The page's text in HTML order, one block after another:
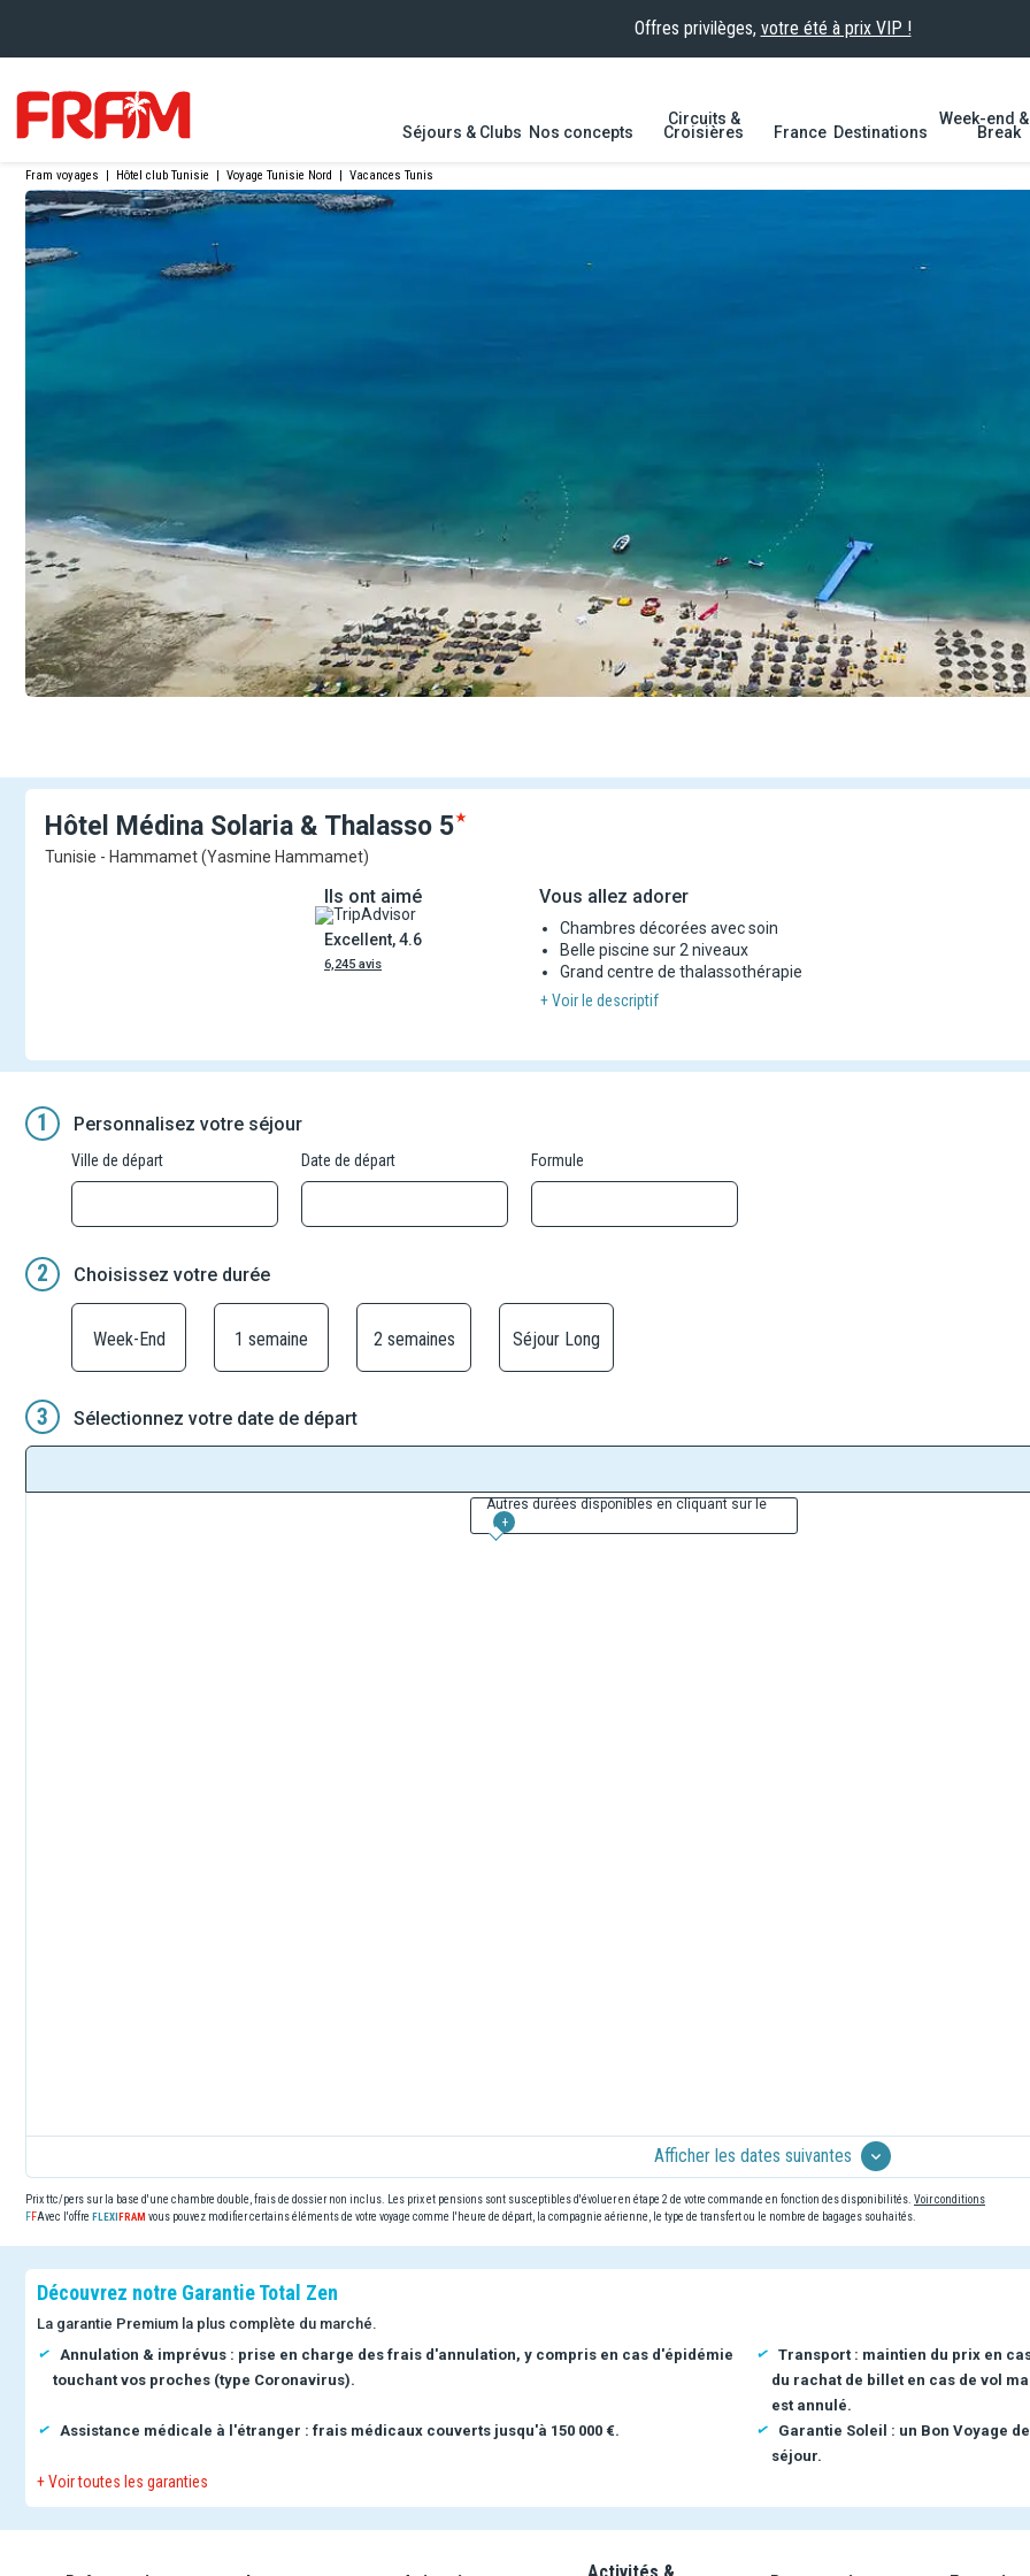
Offres privilèges, votre été à prix VIP !
Séjours & Clubs Nos concepts
Circuits &
Croisières France Destinations
Week-end
Break
Fram voyages | Hôtel club Tunisie | Voyage Tunisie Nord | Vacances Tunis
Hôtel Médina Solaria & Thalasso 5
Tunisie - Hammamet (Yasmine Hammamet)
Ils ont aimé
Excellent, 4.6
6,245 avis
Vous allez adorer
Chambres décorées avec soin
Belle piscine sur 2 niveaux
Grand centre de thalassothérapie
+ Voir le descriptif
1 Personnalisez votre séjour
Ville de départ Date de départ Formule
2 Choisissez votre durée
Week-End 1 semaine 2 semaines Séjour Long
3 Sélectionnez votre date de départ
Autres durées disponibles en cliquant sur le
+
Afficher les dates suivantes
Prix ttc/pers sur la base d'une chambre double, frais de dossier non inclus. Les prix et pensions sont susceptibles d'évoluer en étape 2 de votre commande en fonction des disponibilités. Voir conditions
Avec l'offre
vous pouvez modifier certains éléments de votre voyage comme l'heure de départ, la compagnie aérienne, le type de transfert ou le nombre de bagages souhaités.
Découvrez notre Garantie Total Zen
La garantie Premium la plus complète du marché.
Annulation & imprévus : prise en charge des frais d'annulation, y compris en cas d'épidémie
touchant vos proches (type Coronavirus).
Transport : maintien du prix en
du rachat de billet en cas de vol
est annulé.
Assistance médicale à l'étranger : frais médicaux couverts jusqu'à 150 000 €.
Garantie Soleil : un Bon Voyage
séjour.
+ Voir toutes les garanties
Activités &